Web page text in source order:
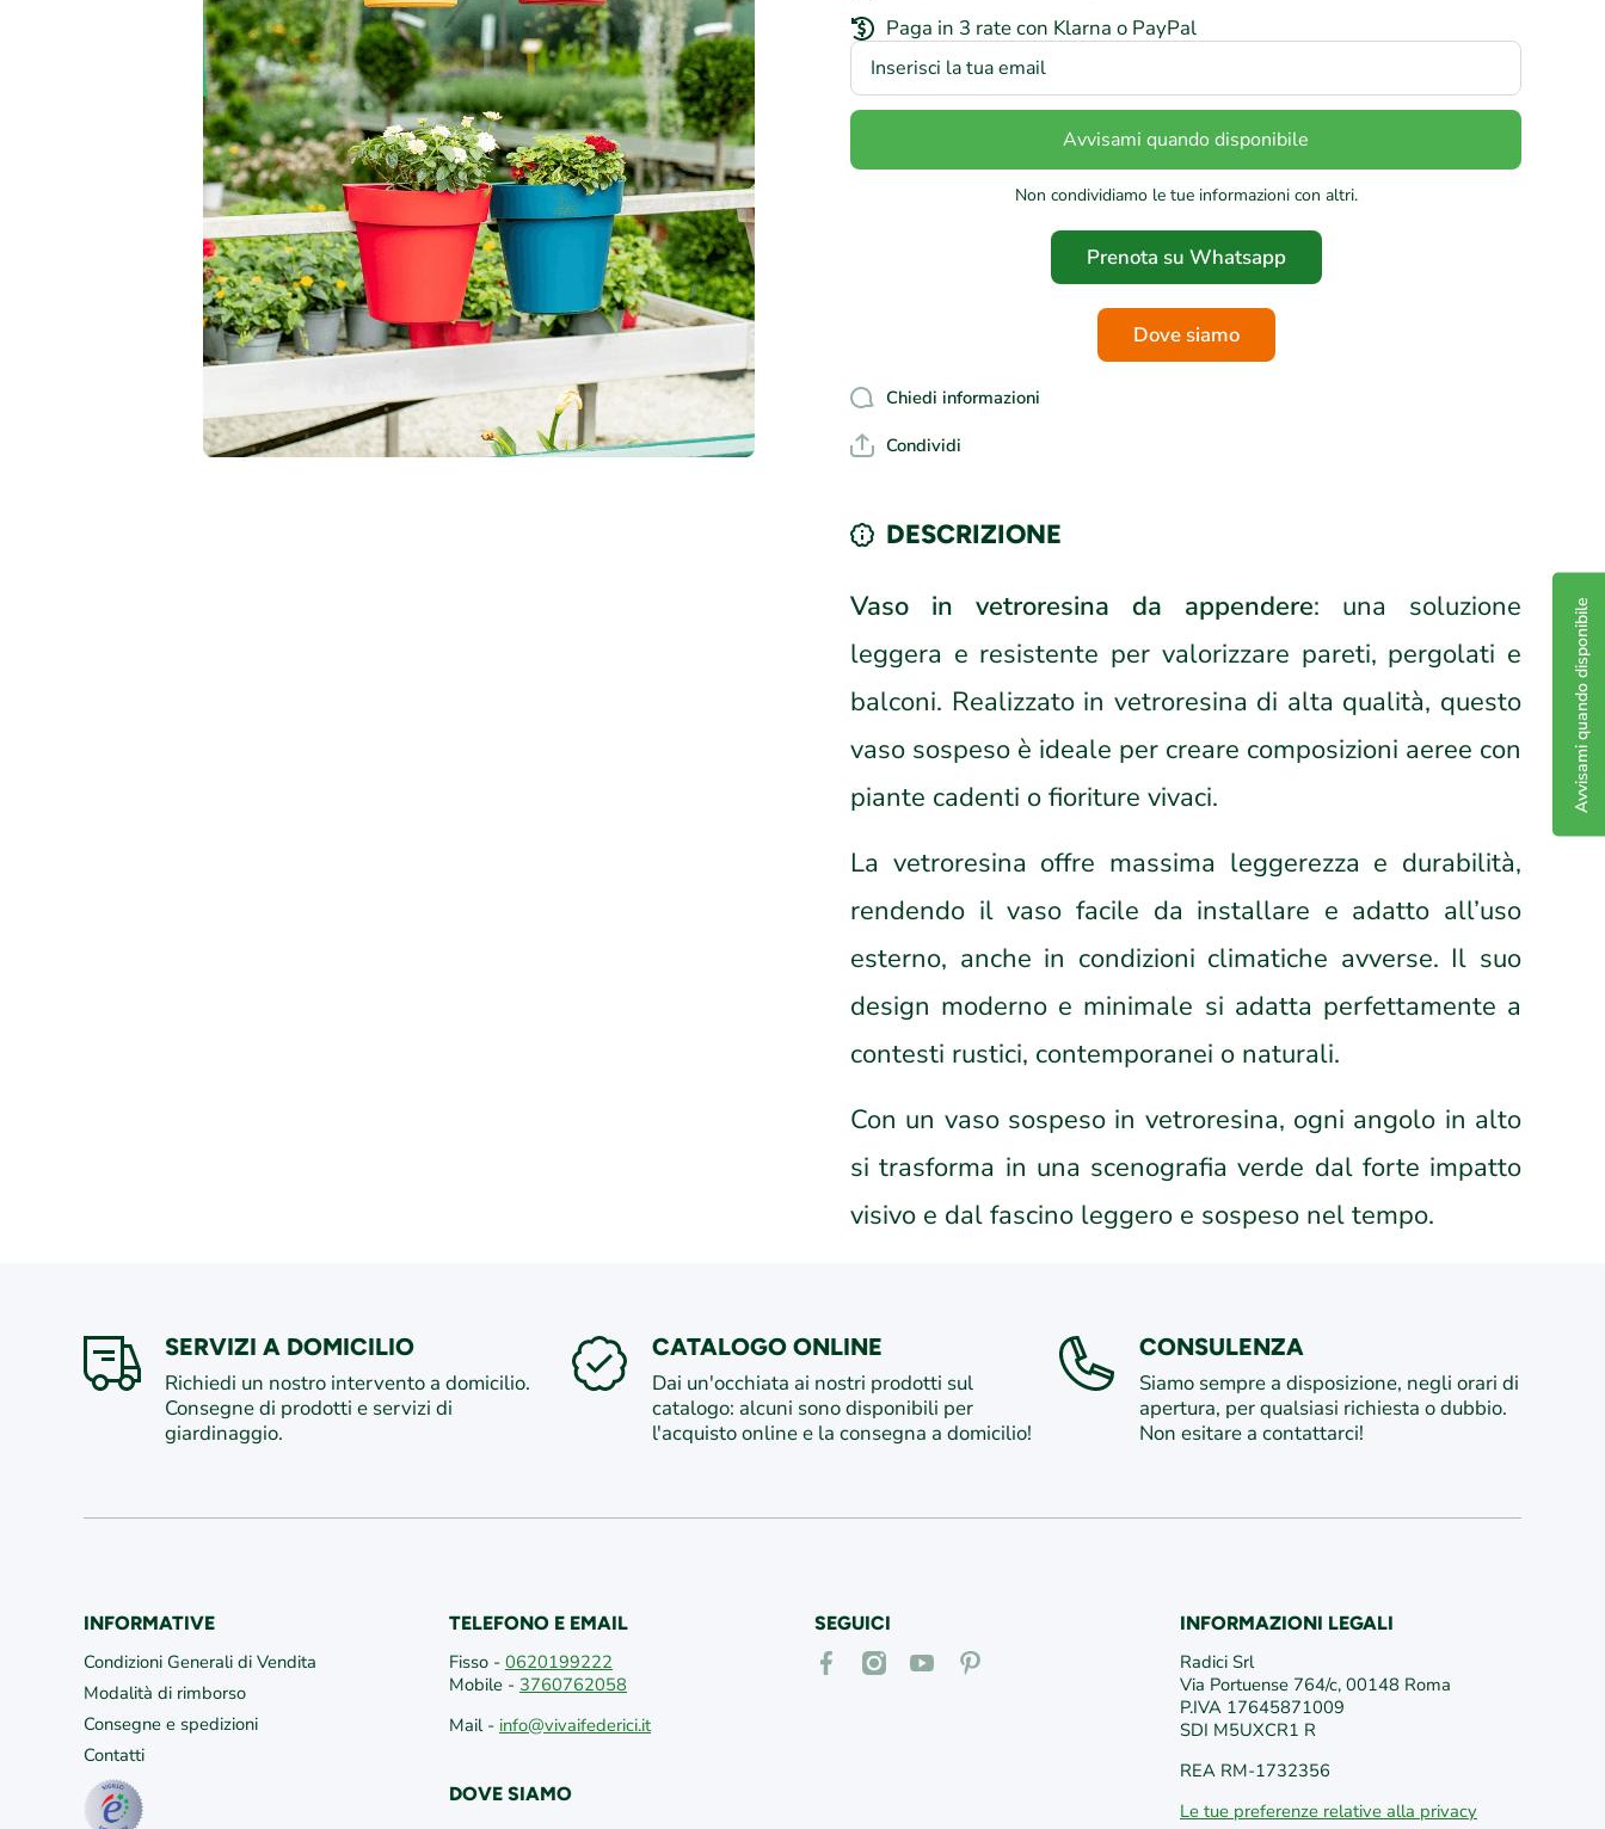
Paga in 3 rate con Klarna o PayPal
Avvisami quando disponibile
Non condividiamo le tue informazioni con altri.
Prenota su Whatsapp
Dove siamo
Chiedi informazioni
Condividi
DESCRIZIONE
Vaso in vetroresina da appendere: una soluzione
leggera e resistente per valorizzare pareti, pergolati e
balconi. Realizzato in vetroresina di alta qualità, questo
vaso sospeso è ideale per creare composizioni aeree con
piante cadenti o fioriture vivaci.
La vetroresina offre massima leggerezza e durabilità,
rendendo il vaso facile da installare e adatto all’uso
esterno, anche in condizioni climatiche avverse. Il suo
design moderno e minimale si adatta perfettamente a
contesti rustici, contemporanei o naturali.
Con un vaso sospeso in vetroresina, ogni angolo in alto
si trasforma in una scenografia verde dal forte impatto
visivo e dal fascino leggero e sospeso nel tempo.
SERVIZI A DOMICILIO
Richiedi un nostro intervento a domicilio.
Consegne di prodotti e servizi di
giardinaggio.
CATALOGO ONLINE
Dai un'occhiata ai nostri prodotti sul
catalogo: alcuni sono disponibili per
l'acquisto online e la consegna a domicilio!
CONSULENZA
Siamo sempre a disposizione, negli orari di
apertura, per qualsiasi richiesta o dubbio.
Non esitare a contattarci!
INFORMATIVE
Condizioni Generali di Vendita
Modalità di rimborso
Consegne e spedizioni
Contatti
TELEFONO E EMAIL
Fisso - 0620199222
Mobile - 3760762058
Mail - info@vivaifederici.it
DOVE SIAMO
SEGUICI
facebookcom/vivaifederici
instagramcom/vivaifederici/
youtubecom/@vivaifedericiroma
itpinterestcom/VivaiFederici1981/
INFORMAZIONI LEGALI
Radici Srl
Via Portuense 764/c, 00148 Roma
P.IVA 17645871009
SDI M5UXCR1 R
REA RM-1732356
Le tue preferenze relative alla privacy
Avvisami quando disponibile